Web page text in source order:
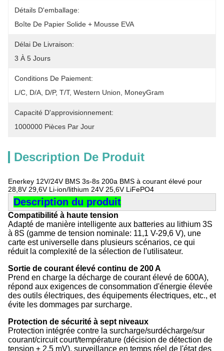
Détails D'emballage:
Boîte De Papier Solide + Mousse EVA
Délai De Livraison:
3 À 5 Jours
Conditions De Paiement:
L/C, D/A, D/P, T/T, Western Union, MoneyGram
Capacité D'approvisionnement:
1000000 Pièces Par Jour
Description De Produit
Enerkey 12V/24V BMS 3s-8s 200a BMS à courant élevé pour
28,8V 29,6V Li-ion/lithium 24V 25,6V LiFePO4
Description du produit
Compatibilité à haute tension
Adapté de manière intelligente aux batteries au lithium 3S
à 8S (gamme de tension nominale: 11,1 V-29,6 V), une
carte est universelle dans plusieurs scénarios, ce qui
réduit la complexité de la sélection de l'utilisateur.
Sortie de courant élevé continu de 200 A
Prend en charge la décharge de courant élevé de 600A),
répond aux exigences de consommation d'énergie élevée
des outils électriques, des équipements électriques, etc., et
évite les dommages par surcharge.
Protection de sécurité à sept niveaux
Protection intégrée contre la surcharge/surdécharge/sur
courant/circuit court/température (décision de détection de
tension ± 2,5 mV), surveillance en temps réel de l'état des